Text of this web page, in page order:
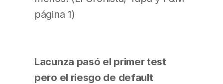
página 1)
Lacunza pasó el primer test
pero el riesgo de default